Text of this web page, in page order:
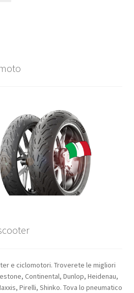
e ciclomotori. Troverete le migliori
Continental, Dunlop, Heidenau,
Pirelli, Shinko. Tova lo pneumatico